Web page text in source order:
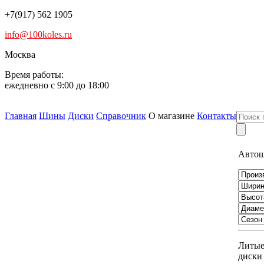
+7(917) 562 1905
info@100koles.ru
Москва
Время работы:
ежедневно с 9:00 до 18:00
Главная Шины Диски Справочник О магазине Контакты
Литые
диски